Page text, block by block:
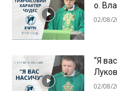
о.
02/08/
“Я
02/08/